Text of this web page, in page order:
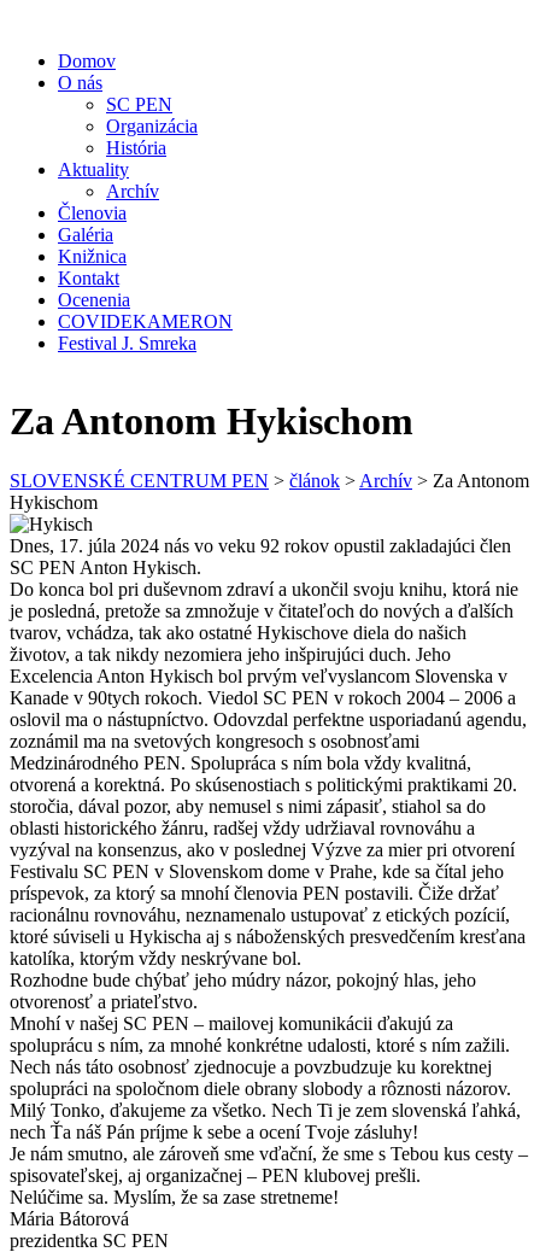
Domov
O nás
SC PEN
Organizácia
História
Aktuality
Archív
Členovia
Galéria
Knižnica
Kontakt
Ocenenia
COVIDEKAMERON
Festival J. Smreka
Za Antonom Hykischom
SLOVENSKÉ CENTRUM PEN > článok > Archív > Za Antonom
Hykischom
Dnes, 17. júla 2024 nás vo veku 92 rokov opustil zakladajúci člen
SC PEN Anton Hykisch.
Do konca bol pri duševnom zdraví a ukončil svoju knihu, ktorá nie
je posledná, pretože sa zmnožuje v čitateľoch do nových a ďalších
tvarov, vchádza, tak ako ostatné Hykischove diela do našich
životov, a tak nikdy nezomiera jeho inšpirujúci duch. Jeho
Excelencia Anton Hykisch bol prvým veľvyslancom Slovenska v
Kanade v 90tych rokoch. Viedol SC PEN v rokoch 2004 – 2006 a
oslovil ma o nástupníctvo. Odovzdal perfektne usporiadanú agendu,
zoznámil ma na svetových kongresoch s osobnosťami
Medzinárodného PEN. Spolupráca s ním bola vždy kvalitná,
otvorená a korektná. Po skúsenostiach s politickými praktikami 20.
storočia, dával pozor, aby nemusel s nimi zápasiť, stiahol sa do
oblasti historického žánru, radšej vždy udržiaval rovnováhu a
vyzýval na konsenzus, ako v poslednej Výzve za mier pri otvorení
Festivalu SC PEN v Slovenskom dome v Prahe, kde sa čítal jeho
príspevok, za ktorý sa mnohí členovia PEN postavili. Čiže držať
racionálnu rovnováhu, neznamenalo ustupovať z etických pozícií,
ktoré súviseli u Hykischa aj s náboženských presvedčením kresťana
katolíka, ktorým vždy neskrývane bol.
Rozhodne bude chýbať jeho múdry názor, pokojný hlas, jeho
otvorenosť a priateľstvo.
Mnohí v našej SC PEN – mailovej komunikácii ďakujú za
spoluprácu s ním, za mnohé konkrétne udalosti, ktoré s ním zažili.
Nech nás táto osobnosť zjednocuje a povzbudzuje ku korektnej
spolupráci na spoločnom diele obrany slobody a rôznosti názorov.
Milý Tonko, ďakujeme za všetko. Nech Ti je zem slovenská ľahká,
nech Ťa náš Pán príjme k sebe a ocení Tvoje zásluhy!
Je nám smutno, ale zároveň sme vďační, že sme s Tebou kus cesty –
spisovateľskej, aj organizačnej – PEN klubovej prešli.
Nelúčime sa. Myslím, že sa zase stretneme!
Mária Bátorová
prezidentka SC PEN